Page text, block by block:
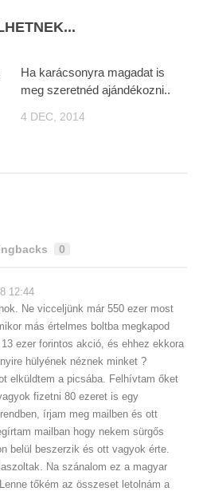
Ha karácsonyra magadat is
meg szeretnéd ajándékozni..
4 DEC, 2014
0
12:44
Ne vicceljünk már 550 ezer most
más értelmes boltba megkapod
ezer forintos akció, és ehhez ekkora
hülyének néznek minket ?
elküldtem a picsába. Felhívtam őket
fizetni 80 ezeret is egy
írjam meg mailben és ott
mailban hogy nekem sürgős
belül beszerzik és ott vagyok érte.
Na szánalom ez a magyar
tőkém az összeset letolnám a